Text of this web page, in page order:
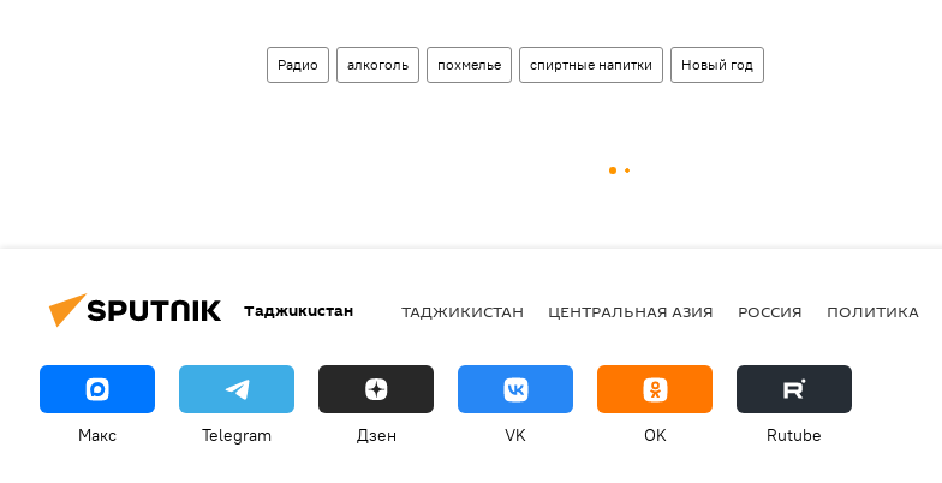
Радио алкоголь похмелье спиртные напитки Новый год
Таджикистан ТАДЖИКИСТАН ЦЕНТРАЛЬНАЯ АЗИЯ РОССИЯ ПОЛИТИКА
Макс Telegram Дзен VK OK Rutube